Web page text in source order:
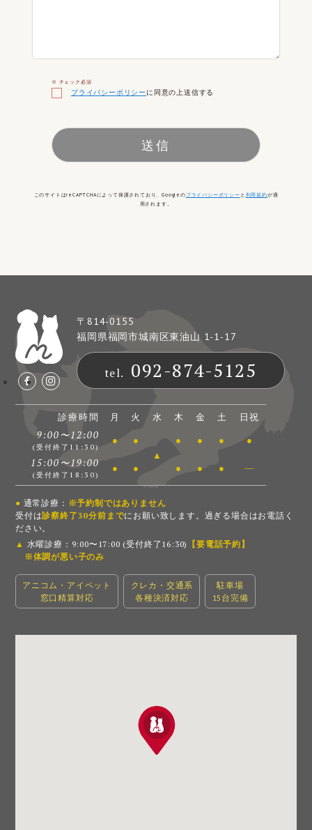
※ チェック必須
プライバシーポリシー に同意の上送信する
は
だ
このサイトはreCAPTCHAによって保護されており、Googleのプライバシーポリシー と 利用規約が適
用されます。
〒814-0155
福岡県福岡市城南区東油山 1-1-17
tel. 092-874-5125
診療時間 月 火 水 木 金 土
日祝
9:00〜12:00
(受付終了11:30)
●
●
▲
● ● ●
●
15:00〜19:00
(受付終了18:30)
● ● ● ● ● ―
● 通常診療： ※予約制ではありません
受付は診察終了30分前までにお願い致します。過ぎる場合はお電話く
ださい。
▲ 水曜診療：9:00〜17:00 (受付終了16:30) 【要電話予約】
※体調が悪い子のみ
アニコム・アイペット
窓口精算対応
クレカ・交通系
各種決済対応
駐車場
15台完備